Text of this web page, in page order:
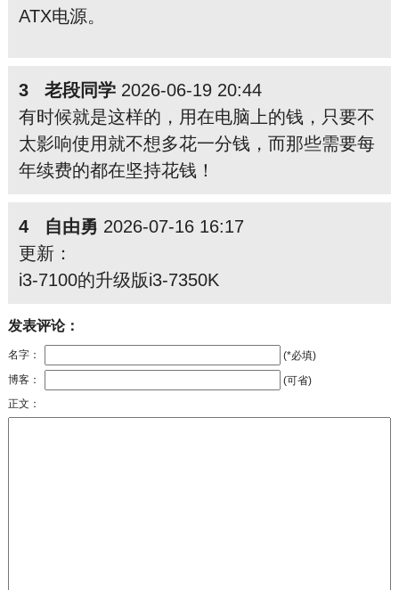
ATX电源。
3 老段同学2026-06-19 20:44
有时候就是这样的，用在电脑上的钱，只要不
太影响使用就不想多花一分钱，而那些需要每
年续费的都在坚持花钱！
4 自由勇 2026-07-16 16:17
更新：
i3-7100的升级版i3-7350K
发表评论：
名字：
(*必填)
博客：
(可省)
正文：